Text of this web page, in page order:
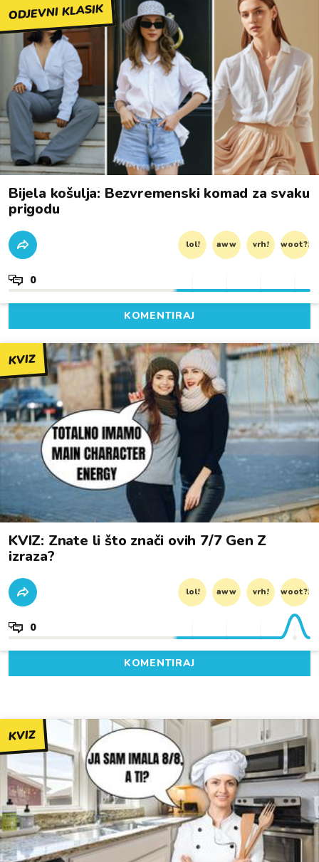
ODJEVNI KLASIK
Bijela košulja: Bezvremenski komad za svaku
prigodu
lol! aww vrh! woot?!
0
KOMENTIRAJ
KVIZ
KVIZ: Znate li što znači ovih 7/7 Gen Z
izraza?
lol! aww vrh! woot?!
0
KOMENTIRAJ
KVIZ